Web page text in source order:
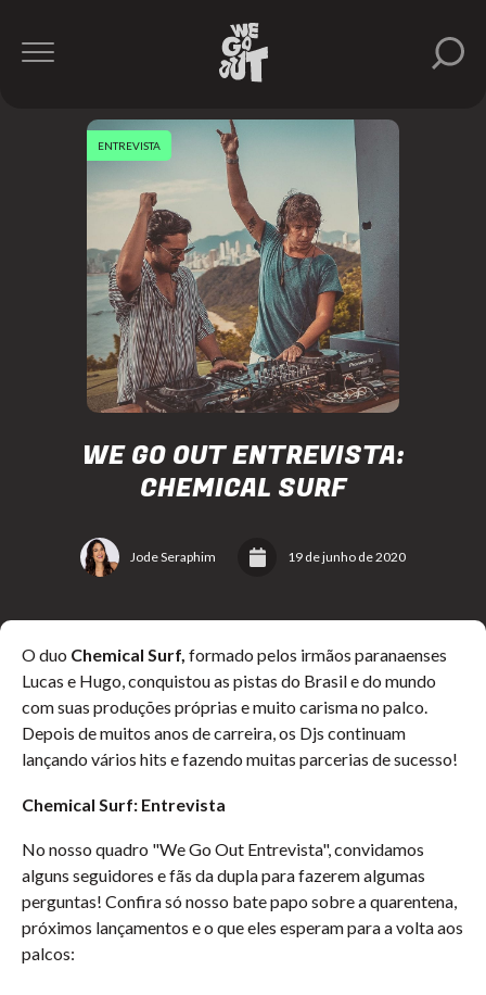
WE GO OUT ENTREVISTA:
CHEMICAL SURF
Jode Seraphim 19 de junho de 2020
ENTREVISTA
O duo Chemical Surf, formado pelos irmãos paranaenses
Lucas e Hugo, conquistou as pistas do Brasil e do mundo
com suas produções próprias e muito carisma no palco.
Depois de muitos anos de carreira, os Djs continuam
lançando vários hits e fazendo muitas parcerias de sucesso!
Chemical Surf: Entrevista
No nosso quadro "We Go Out Entrevista", convidamos
alguns seguidores e fãs da dupla para fazerem algumas
perguntas! Confira só nosso bate papo sobre a quarentena,
próximos lançamentos e o que eles esperam para a volta aos
palcos: